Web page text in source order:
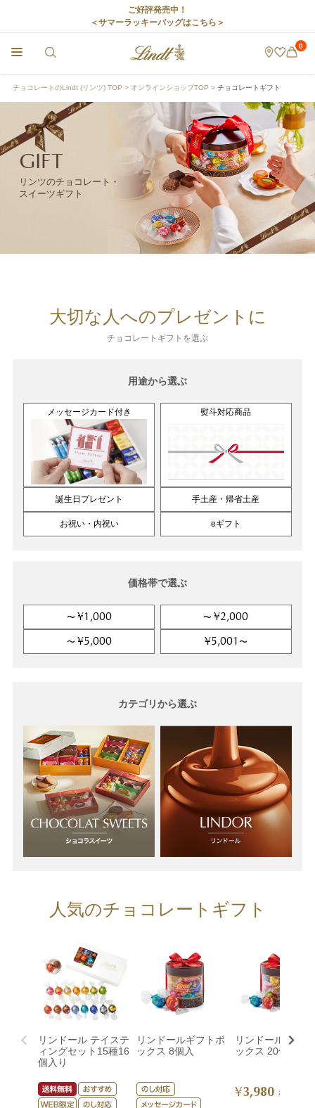
ご好評発売中！
＜サマーラッキーバッグはこちら＞
0
チョコレートのLindt (リンツ) TOP オンラインショップTOP チョコレートギフト
GIFT
リンツのチョコレート・
スイーツギフト
大切な人へのプレゼントに
チョコレートギフトを選ぶ
用途から選ぶ
メッセージカード付き 熨斗対応商品
誕生日プレゼント 手土産・帰省土産
お祝い・内祝い eギフト
価格帯で選ぶ
〜 ¥1,000 〜 ¥2,000
〜 ¥5,000 ¥5,001 〜
カテゴリから選ぶ
人気のチョコレートギフト
リンドール テイステ
ィングセット15種16
個入り
リンドールギフトボ
ックス 8個入
リンドールギフ
ックス 20個入
¥3,980 税込